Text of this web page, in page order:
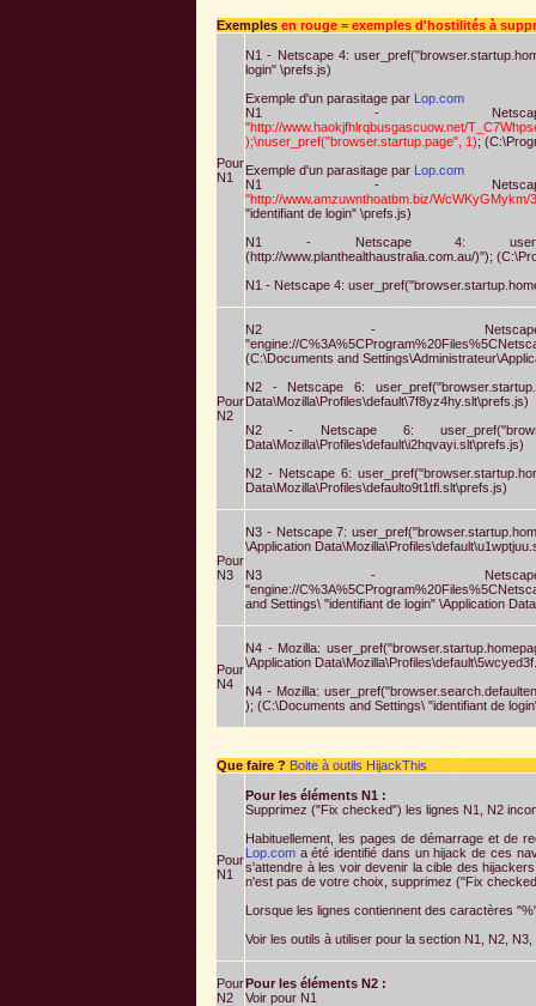
Exemples en rouge = exemples d'hostilités à
Pour
N1
N1 - Netscape 4:
login" \prefs.js)
Exemple d'un parasitage par Lop.com
N1 - Netscape 4:
"http://www.haokjfhlrqbusgascuow.net/
);\nuser_pref("browser.startup.page", 1);
Exemple d'un parasitage par Lop.com
N1 - Netscape 4:
"http://www.amzuwnthoatbm.biz/
"identifiant de login" \prefs.js)
N1 - Netscape 4:
(http://www.planthealthaustralia.com.au/)");
N1 - Netscape 4:
Pour
N2
N2 - Netscape 6:
"engine://
(C:\Documents and
N2 - Netscape 6:
Data\Mozilla\Profiles\default\7f8yz4hy.slt\prefs.js)
N2 - Netscape 6:
Data\Mozilla\Profiles\default\i2hqvayi.slt\prefs.js)
N2 - Netscape 6:
Data\Mozilla\Profiles\defaulto9t1tfl.slt\prefs.js)
Pour
N3
N3 - Netscape 7:
\Application
N3 - Netscape 7:
"engine://
and Settings\ "identifiant de login" \Application
Pour
N4
N4 - Mozilla:
\Application
N4 - Mozilla:
); (C:\Documents and Settings\ "identifiant de
Que faire ? Boite à outils HijackThis
Pour
N1
Pour les éléments N1 :
Supprimez ("Fix checked") les lignes N1, N2
Habituellement, les pages de démarrage et de
Lop.com a été identifié dans un hijack de ces
s'attendre à les voir devenir la cible des
n'est pas de votre choix, supprimez ("Fix
Lorsque les lignes contiennent des caractères
Voir les outils à utiliser pour la section N1, N2,
Pour
N2
Pour les éléments N2 :
Voir pour N1